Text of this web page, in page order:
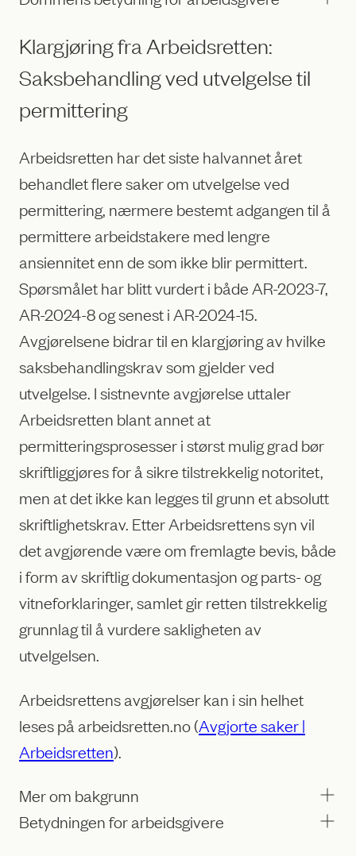
Klargjøring fra Arbeidsretten:
Saksbehandling ved utvelgelse til
permittering
Arbeidsretten har det siste halvannet året
behandlet flere saker om utvelgelse ved
permittering, nærmere bestemt adgangen til å
permittere arbeidstakere med lengre
ansiennitet enn de som ikke blir permittert.
Spørsmålet har blitt vurdert i både AR-2023-7,
AR-2024-8 og senest i AR-2024-15.
Avgjørelsene bidrar til en klargjøring av hvilke
saksbehandlingskrav som gjelder ved
utvelgelse. I sistnevnte avgjørelse uttaler
Arbeidsretten blant annet at
permitteringsprosesser i størst mulig grad bør
skriftliggjøres for å sikre tilstrekkelig notoritet,
men at det ikke kan legges til grunn et absolutt
skriftlighetskrav. Etter Arbeidsrettens syn vil
det avgjørende være om fremlagte bevis, både
i form av skriftlig dokumentasjon og parts- og
vitneforklaringer, samlet gir retten tilstrekkelig
grunnlag til å vurdere sakligheten av
utvelgelsen.
Arbeidsrettens avgjørelser kan i sin helhet
leses på arbeidsretten.no (Avgjorte saker |
Arbeidsretten).
Mer om bakgrunn
Betydningen for arbeidsgivere